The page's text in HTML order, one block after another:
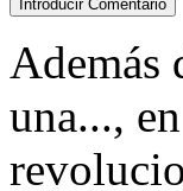
Además
una...,